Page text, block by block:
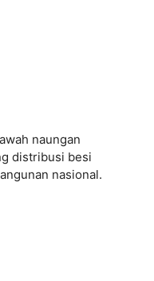
naungan
distribusi besi
nasional.